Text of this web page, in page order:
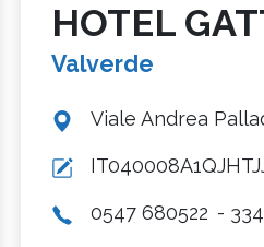
HOTEL
Valverde
Viale Andrea
0547 680522 -